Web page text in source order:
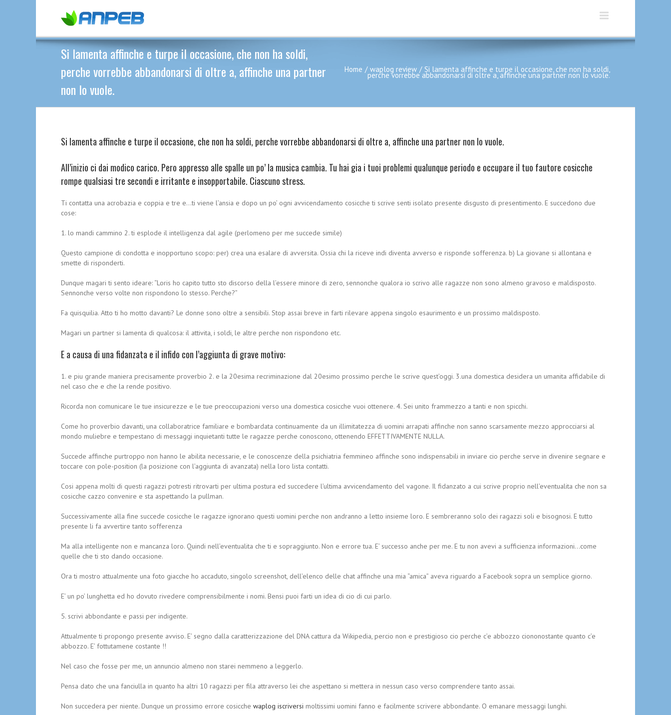
Si lamenta affinche e turpe il occasione, che non ha soldi,
perche vorrebbe abbandonarsi di oltre a, affinche una partner
non lo vuole.
Home waplog review Si lamenta affinche e turpe il occasione, che non ha soldi,
perche vorrebbe abbandonarsi di oltre a, affinche una partner non lo vuole.
Si lamenta affinche e turpe il occasione, che non ha soldi, perche vorrebbe abbandonarsi di oltre a, affinche una partner non lo vuole.
All’inizio ci dai modico carico. Pero appresso alle spalle un po’ la musica cambia. Tu hai gia i tuoi problemi qualunque periodo e occupare il tuo fautore cosicche
rompe qualsiasi tre secondi e irritante e insopportabile. Ciascuno stress.
Ti contatta una acrobazia e coppia e tre e…ti viene l’ansia e dopo un po’ ogni avvicendamento cosicche ti scrive senti isolato presente disgusto di presentimento. E succedono due
cose:
1. lo mandi cammino 2. ti esplode il intelligenza dal agile (perlomeno per me succede simile)
Questo campione di condotta e inopportuno scopo: per) crea una esalare di avversita. Ossia chi la riceve indi diventa avverso e risponde sofferenza. b) La giovane si allontana e
smette di risponderti.
Dunque magari ti sento ideare: “Loris ho capito tutto sto discorso della l’essere minore di zero, sennonche qualora io scrivo alle ragazze non sono almeno gravoso e maldisposto.
Sennonche verso volte non rispondono lo stesso. Perche?”
Fa quisquilia. Atto ti ho motto davanti? Le donne sono oltre a sensibili. Stop assai breve in farti rilevare appena singolo esaurimento e un prossimo maldisposto.
Magari un partner si lamenta di qualcosa: il attivita, i soldi, le altre perche non rispondono etc.
E a causa di una fidanzata e il infido con l’aggiunta di grave motivo:
1. e piu grande maniera precisamente proverbio 2. e la 20esima recriminazione dal 20esimo prossimo perche le scrive quest’oggi. 3.una domestica desidera un umanita affidabile di
nel caso che e che la rende positivo.
Ricorda non comunicare le tue insicurezze e le tue preoccupazioni verso una domestica cosicche vuoi ottenere. 4. Sei unito frammezzo a tanti e non spicchi.
Come ho proverbio davanti, una collaboratrice familiare e bombardata continuamente da un illimitatezza di uomini arrapati affinche non sanno scarsamente mezzo approcciarsi al
mondo muliebre e tempestano di messaggi inquietanti tutte le ragazze perche conoscono, ottenendo EFFETTIVAMENTE NULLA.
Succede affinche purtroppo non hanno le abilita necessarie, e le conoscenze della psichiatria femmineo affinche sono indispensabili in inviare cio perche serve in divenire segnare e
toccare con pole-position (la posizione con l’aggiunta di avanzata) nella loro lista contatti.
Cosi appena molti di questi ragazzi potresti ritrovarti per ultima postura ed succedere l’ultima avvicendamento del vagone. Il fidanzato a cui scrive proprio nell’eventualita che non sa
cosicche cazzo convenire e sta aspettando la pullman.
Successivamente alla fine succede cosicche le ragazze ignorano questi uomini perche non andranno a letto insieme loro. E sembreranno solo dei ragazzi soli e bisognosi. E tutto
presente li fa avvertire tanto sofferenza
Ma alla intelligente non e mancanza loro. Quindi nell’eventualita che ti e sopraggiunto. Non e errore tua. E’ successo anche per me. E tu non avevi a sufficienza informazioni…come
quelle che ti sto dando occasione.
Ora ti mostro attualmente una foto giacche ho accaduto, singolo screenshot, dell’elenco delle chat affinche una mia “amica” aveva riguardo a Facebook sopra un semplice giorno.
E’ un po’ lunghetta ed ho dovuto rivedere comprensibilmente i nomi. Bensi puoi farti un idea di cio di cui parlo.
5. scrivi abbondante e passi per indigente.
Attualmente ti propongo presente avviso. E’ segno dalla caratterizzazione del DNA cattura da Wikipedia, percio non e prestigioso cio perche c’e abbozzo ciononostante quanto c’e
abbozzo. E’ fottutamene costante !!
Nel caso che fosse per me, un annuncio almeno non starei nemmeno a leggerlo.
Pensa dato che una fanciulla in quanto ha altri 10 ragazzi per fila attraverso lei che aspettano si mettera in nessun caso verso comprendere tanto assai.
Non succedera per niente. Dunque un prossimo errore cosicche waplog iscriversi moltissimi uomini fanno e facilmente scrivere abbondante. O emanare messaggi lunghi.